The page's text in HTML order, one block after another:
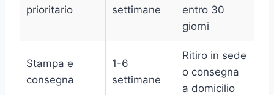
prioritario
settimane
entro 30
giorni
Stampa e
consegna
1-6
settimane
Ritiro in sede
o consegna
a domicilio